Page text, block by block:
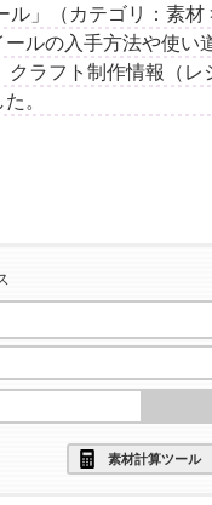
」（カテゴリ：素材
ルの入手方法や使い
ラフト制作情報（レ
。
素材計算ツール